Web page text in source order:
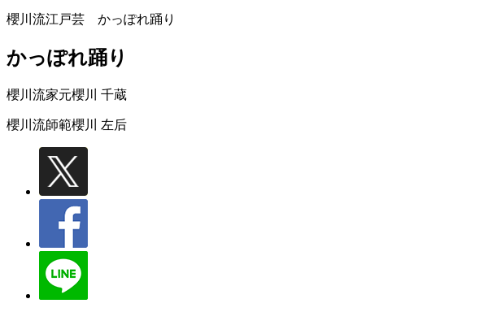
櫻川流江戸芸 かっぽれ踊り
かっぽれ踊り
櫻川流家元櫻川 千蔵
櫻川流師範櫻川 左后